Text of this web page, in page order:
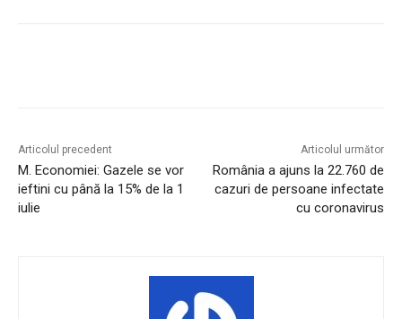
Articolul precedent
M. Economiei: Gazele se vor
ieftini cu până la 15% de la 1
iulie
Articolul următor
România a ajuns la 22.760 de
cazuri de persoane infectate
cu coronavirus